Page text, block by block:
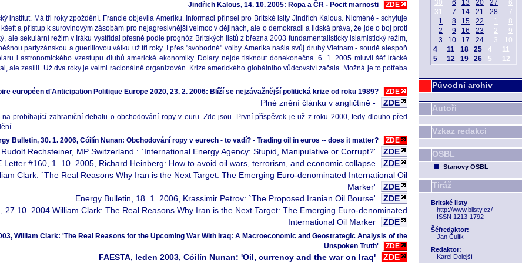
Původní archiv
Autoři
Vzkaz redakci
OSBL
Stanovy OSBL
Tiráž
Britské listy
http://www.blisty.cz/
ISSN 1213-1792
Šéfredaktor:
Jan Čulík
Redaktor:
Karel Dolejší
Jindřich Kalous, 14. 10. 2005: Ropa a ČR - Pocit marnosti
ZDE
institut. Má tři roky zpoždění. Francie objevila Ameriku. Informaci přinsel pro Britské lsity Jindřich Kalous. Nicméně - schyluje
a přístup k surovinovým zásobám pro nejagresivnější velmoc v dějinách, ale o demokracii a lidská práva, že jde o boj proti
ale sekulární režim v Iráku vystřídal přesně podle prognóz Britských listů z března 2003 fundamentalisticky islamistický režim,
partyzánskou a guerillovou válku už tři roky. I přes "svobodné" volby. Amerika našla svůj druhý Vietnam - soudě alespoň
i astronomického vzestupu dluhů americké ekonomiky. Dolary nejde tisknout donekonečna. 6. 1. 2005 mluvil šéf irácké
ale zesílil. Už dva roky je velmi racionálně organizován. Krize amerického globálního vůdcovství začala. Možná je to potřeba
européen d'Anticipation Politique Europe 2020, 23. 2. 2006: Blíží se nejzávažnější politická krize od roku 1989?
ZDE
Plné znění článku v angličtině - ZDE
probíhající zahraniční debatu o obchodování ropy v euru. Zde jsou. První příspěvek je už z roku 2000, tedy dlouho před
Bulletin, 30. 1. 2006, Cóilín Nunan: Obchodování ropy v eurech - to vadí? - Trading oil in euros -- does it matter?
ZDE
Rechsteiner, MP Switzerland : `International Energy Agency: Stupid, Manipulative or Corrupt?'
ZDE
Letter #160, 1. 10. 2005, Richard Heinberg: How to avoid oil wars, terrorism, and economic collapse
ZDE
Clark: `The Real Reasons Why Iran is the Next Target: The Emerging Euro-denominated International Oil
Marker'
ZDE
Energy Bulletin, 18. 1. 2006, Krassimir Petrov: `The Proposed Iranian Oil Bourse'
ZDE
27 10. 2004 William Clark: The Real Reasons Why Iran is the Next Target: The Emerging Euro-denominated
International Oil Marker
ZDE
William Clark: 'The Real Reasons for the Upcoming War With Iraq: A Macroeconomic and Geostrategic Analysis of the
Unspoken Truth'
ZDE
FAESTA, leden 2003, Cóilín Nunan: 'Oil, currency and the war on Iraq' ZDE